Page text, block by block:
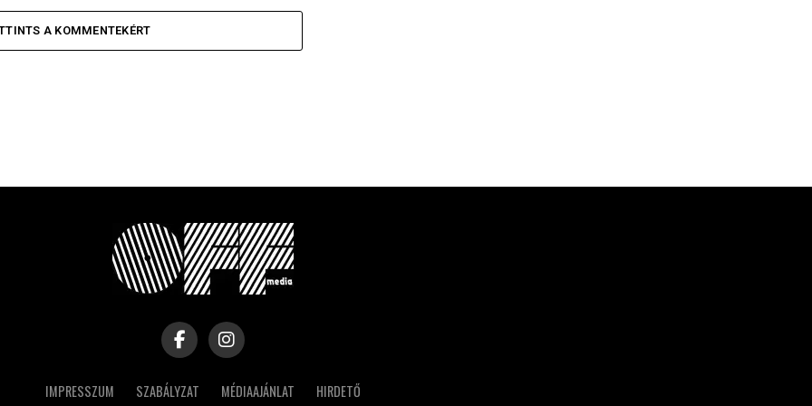
A KOMMENTEKÉRT
IMPRESSZUM SZABÁLYZAT MÉDIAAJÁNLAT HIRDETŐ